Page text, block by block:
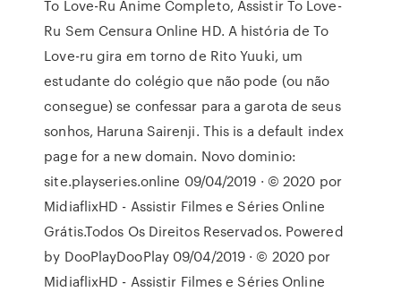
To Love-Ru Anime Completo, Assistir To Love-
Ru Sem Censura Online HD. A história de To
Love-ru gira em torno de Rito Yuuki, um
estudante do colégio que não pode (ou não
consegue) se confessar para a garota de seus
sonhos, Haruna Sairenji. This is a default index
page for a new domain. Novo dominio:
site.playseries.online 09/04/2019 · © 2020 por
MidiaflixHD - Assistir Filmes e Séries Online
Grátis.Todos Os Direitos Reservados. Powered
by DooPlayDooPlay 09/04/2019 · © 2020 por
MidiaflixHD - Assistir Filmes e Séries Online